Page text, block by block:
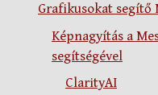
Grafikusokat segítő
Képnagyítás a
segítségével
ClarityAI